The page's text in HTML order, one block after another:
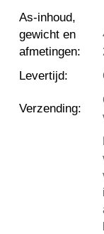
As-inhoud,
gewicht en
afmetingen:
Levertijd:
Verzending: